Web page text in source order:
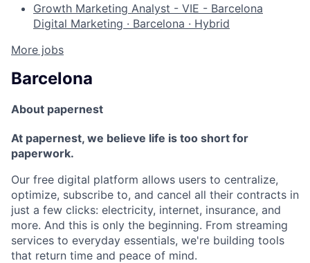
Growth Marketing Analyst - VIE - Barcelona
Digital Marketing · Barcelona · Hybrid
More jobs
Barcelona
About papernest
At papernest, we believe life is too short for
paperwork.
Our free digital platform allows users to centralize,
optimize, subscribe to, and cancel all their contracts in
just a few clicks: electricity, internet, insurance, and
more. And this is only the beginning. From streaming
services to everyday essentials, we're building tools
that return time and peace of mind.